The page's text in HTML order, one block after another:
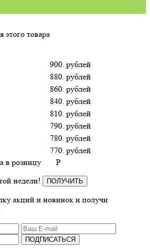
этого товара
900. рублей
880. рублей
860. рублей
840. рублей
810. рублей
790. рублей
780. рублей
770. рублей
в розницу
P
недели!
ПОЛУЧИТЬ
акций и новинок и получи
ПОДПИСАТЬСЯ